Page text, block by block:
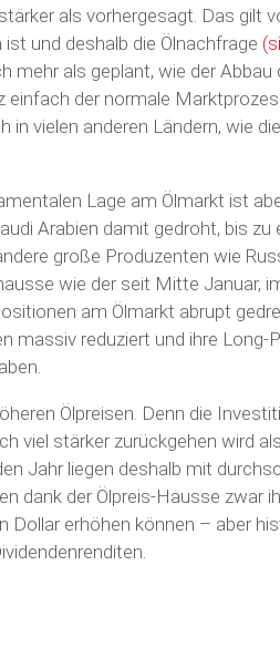
als vorhergesagt. Das gilt
und deshalb die Ölnachfrage
mehr als geplant, wie der
der normale
vielen anderen Ländern, wie
Lage am Ölmarkt ist
Arabien damit gedroht, bis zu
große Produzenten wie
wie der seit Mitte Januar,
am Ölmarkt abrupt
massiv reduziert und ihre
Ölpreisen. Denn die
viel stärker zurückgehen wird
Jahr liegen deshalb mit
dank der Ölpreis-Hausse zwar
erhöhen können – aber